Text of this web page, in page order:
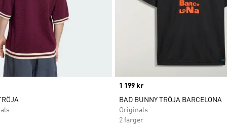
Price
1 199 kr
BAD BUNNY TRÖJA BARCELONA
Originals
2 färger